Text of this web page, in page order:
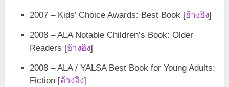
2007 – Kids’ Choice Awards: Best Book [อ้างอิง]
2008 – ALA Notable Children’s Book: Older
Readers [อ้างอิง]
2008 – ALA / YALSA Best Book for Young Adults:
Fiction [อ้างอิง]